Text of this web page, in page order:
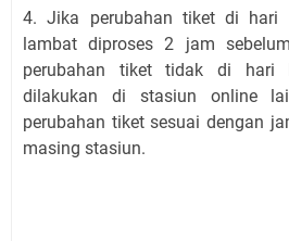
4. Jika perubahan tiket di hari
lambat diproses 2 jam
perubahan tiket tidak di hari
dilakukan di stasiun online
perubahan tiket sesuai dengan
masing stasiun.